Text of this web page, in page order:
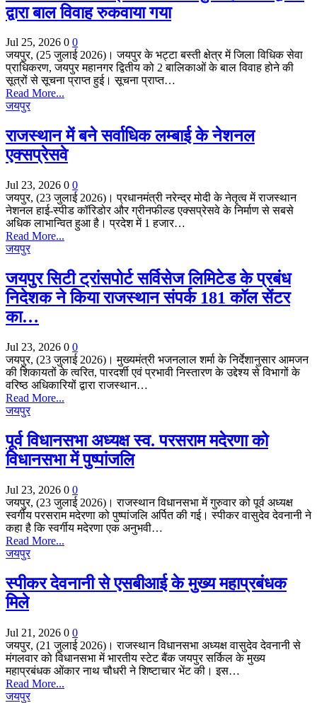
द्वारा बाल विवाह रुकवाया गया
Jul 25, 2026 0 0
जयपुर, (25 जुलाई 2026)। जयपुर के भट्टा बस्ती क्षेत्र में जिला विधिक सेवा
प्राधिकरण, जयपुर महानगर द्वितीय को 2 बालिकाओं के बाल विवाह होने की
सूत्रों से सूचना प्राप्त हुई। सूचना प्राप्त…
Read More...
जयपुर
राजस्थान में बने सर्वाधिक लम्बाई के नेशनल
एक्सप्रेसवे
Jul 23, 2026 0 0
जयपुर, (23 जुलाई 2026)। प्रधानमंत्री नरेन्द्र मोदी के नेतृत्व में राजस्थान
नेशनल हाई-स्पीड कॉरिडोर और ग्रीनफील्ड एक्सप्रेसवे के निर्माण से सबसे
अधिक लाभान्वित हुआ है। प्रदेश में 1 हजार…
Read More...
जयपुर
जयपुर सिटी ट्रांसपोर्ट सर्विसेज लिमिटेड के प्रबंध
निदेशक ने किया राजस्थान संपर्क 181 कॉल सेंटर
का…
Jul 23, 2026 0 0
जयपुर, (23 जुलाई 2026)। मुख्यमंत्री भजनलाल शर्मा के निर्देशानुसार आमजन
की शिकायतों के त्वरित, पारदर्शी एवं प्रभावी निस्तारण के उद्देश्य से विभागों के
वरिष्ठ अधिकारियों द्वारा राजस्थान…
Read More...
जयपुर
पूर्व विधानसभा अध्यक्ष स्व. परसराम मदेरणा को
विधानसभा में पुष्‍पांजलि
Jul 23, 2026 0 0
जयपुर, (23 जुलाई 2026)। राजस्थान विधानसभा में गुरुवार को पूर्व अध्यक्ष
स्वर्गीय परसराम मदेरणा को पुष्‍पांजलि अर्पित की गई। स्पीकर वासुदेव देवनानी ने
कहा है कि स्वर्गीय मदेरणा एक अनुभवी…
Read More...
जयपुर
स्पीकर देवनानी से एसबीआई के मुख्य महाप्रबंधक
मिले
Jul 21, 2026 0 0
जयपुर, (21 जुलाई 2026)। राजस्थान विधानसभा अध्यक्ष वासुदेव देवनानी से
मंगलवार को विधानसभा में भारतीय स्टेट बैंक जयपुर सर्किल के मुख्य
महाप्रबंधक ओंकार नाथ चौधरी ने शिष्टाचार भेंट की। इस…
Read More...
जयपुर